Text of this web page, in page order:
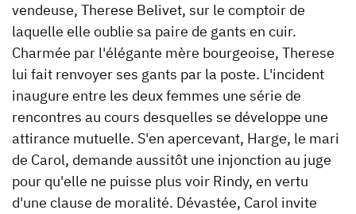
vendeuse, Therese Belivet, sur le comptoir de
laquelle elle oublie sa paire de gants en cuir.
Charmée par l'élégante mère bourgeoise, Therese
lui fait renvoyer ses gants par la poste. L'incident
inaugure entre les deux femmes une série de
rencontres au cours desquelles se développe une
attirance mutuelle. S'en apercevant, Harge, le mari
de Carol, demande aussitôt une injonction au juge
pour qu'elle ne puisse plus voir Rindy, en vertu
d'une clause de moralité. Dévastée, Carol invite